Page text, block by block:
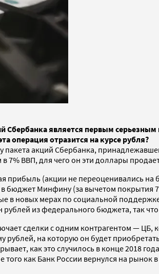
Сбербанка является первым
операция отразится на курсе рубля?
пакета акций Сбербанка,
ВВП, для чего он эти доллары
прибыль (акции не переоценивались на
бюджет Минфину (за вычетом покрытия
в новых мерах по социальной
из федерального бюджета, так
сделки с одним контрагентом — ЦБ,
на которую он будет
как это случилось в конце 2018
как Банк России вернулся на рынок